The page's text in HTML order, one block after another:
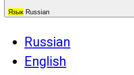
Язык Russian
Russian
English